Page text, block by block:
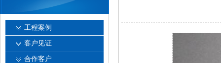
工程案例
客户见证
合作客户